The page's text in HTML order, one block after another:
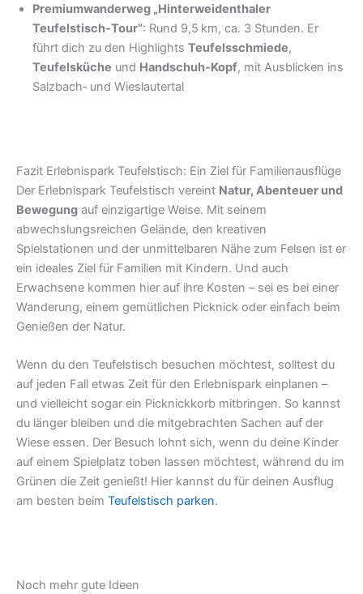
Premiumwanderweg „Hinterweidenthaler
Teufelstisch‑Tour“: Rund 9,5 km, ca. 3 Stunden. Er
führt dich zu den Highlights Teufelsschmiede,
Teufelsküche und Handschuh-Kopf, mit Ausblicken ins
Salzbach‑ und Wieslautertal
Fazit Erlebnispark Teufelstisch: Ein Ziel für Familienausflüge
Der Erlebnispark Teufelstisch vereint Natur, Abenteuer und
Bewegung auf einzigartige Weise. Mit seinem
abwechslungsreichen Gelände, den kreativen
Spielstationen und der unmittelbaren Nähe zum Felsen ist er
ein ideales Ziel für Familien mit Kindern. Und auch
Erwachsene kommen hier auf ihre Kosten – sei es bei einer
Wanderung, einem gemütlichen Picknick oder einfach beim
Genießen der Natur.
Wenn du den Teufelstisch besuchen möchtest, solltest du
auf jeden Fall etwas Zeit für den Erlebnispark einplanen –
und vielleicht sogar ein Picknickkorb mitbringen. So kannst
du länger bleiben und die mitgebrachten Sachen auf der
Wiese essen. Der Besuch lohnt sich, wenn du deine Kinder
auf einem Spielplatz toben lassen möchtest, während du im
Grünen die Zeit genießt! Hier kannst du für deinen Ausflug
am besten beim Teufelstisch parken.
Noch mehr gute Ideen